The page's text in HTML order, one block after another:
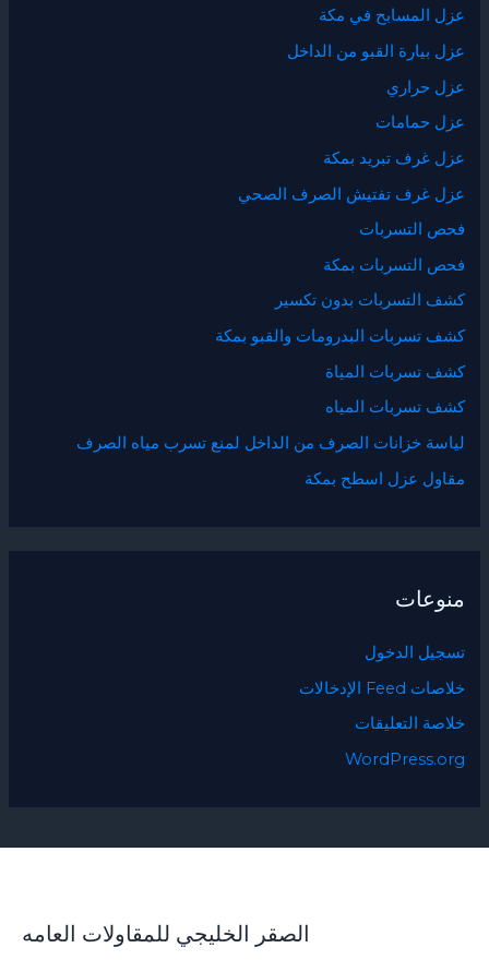
عزل المسابح في مكة
عزل بيارة القبو من الداخل
عزل حراري
عزل حمامات
عزل غرف تبريد بمكة
عزل غرف تفتيش الصرف الصحي
فحص التسربات
فحص التسربات بمكة
كشف التسربات بدون تكسير
كشف تسربات البدرومات والقبو بمكة
كشف تسربات المياة
كشف تسربات المياه
لياسة خزانات الصرف من الداخل لمنع تسرب مياه الصرف
مقاول عزل اسطح بمكة
منوعات
تسجيل الدخول
خلاصات Feed الإدخالات
خلاصة التعليقات
WordPress.org
الصقر الخليجي للمقاولات العامه